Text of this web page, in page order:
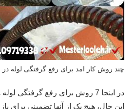
چند روش کار امد برای رفع گرفتگی لوله در
در اینجا 7 روش برای رفع گرفتگی
این حال، هیچ یک از آنها تضمینی برای